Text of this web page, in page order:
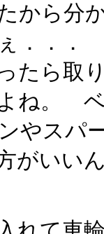
から分
．．．
たら取
ね。
やスパ
がいい